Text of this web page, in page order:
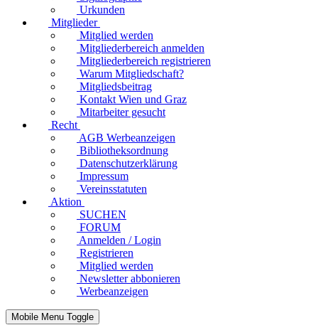
Urkunden
Mitglieder
Mitglied werden
Mitgliederbereich anmelden
Mitgliederbereich registrieren
Warum Mitgliedschaft?
Mitgliedsbeitrag
Kontakt Wien und Graz
Mitarbeiter gesucht
Recht
AGB Werbeanzeigen
Bibliotheksordnung
Datenschutzerklärung
Impressum
Vereinsstatuten
Aktion
SUCHEN
FORUM
Anmelden / Login
Registrieren
Mitglied werden
Newsletter abbonieren
Werbeanzeigen
Mobile Menu Toggle